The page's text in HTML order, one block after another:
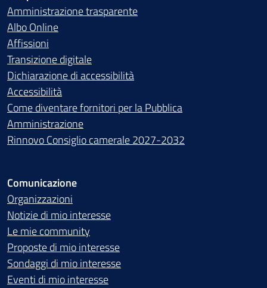
Amministrazione trasparente
Albo Online
Affissioni
Transizione digitale
Dichiarazione di accessibilità
Accessibilità
Come diventare fornitori per la Pubblica
Amministrazione
Rinnovo Consiglio camerale 2027-2032
Comunicazione
Organizzazioni
Notizie di mio interesse
Le mie community
Proposte di mio interesse
Sondaggi di mio interesse
Eventi di mio interesse